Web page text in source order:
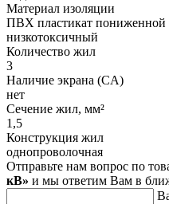
Материал изоляции
ПВХ пластикат пониженной
низкотоксичный
Количество жил
3
Наличие экрана (CA)
нет
Сечение жил, мм²
1,5
Конструкция жил
однопроволочная
Отправьте нам вопрос по
кВ» и мы ответим Вам в